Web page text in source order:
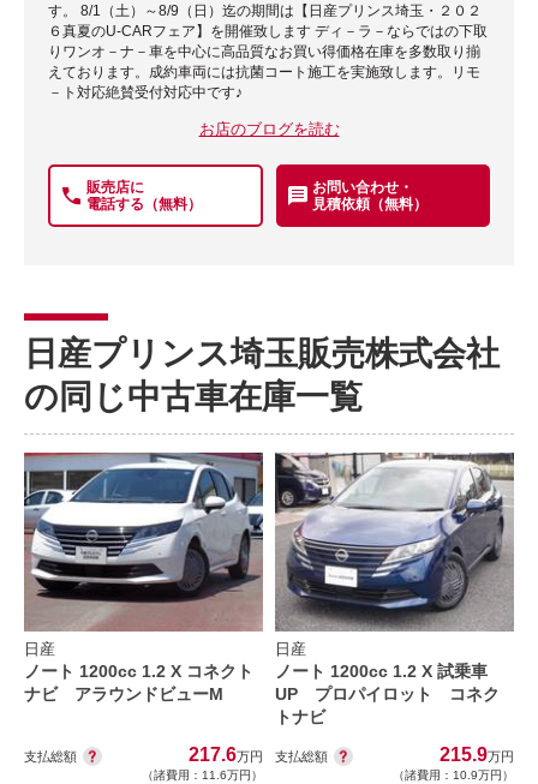
す。 8/1（土）～8/9（日）迄の期間は【日産プリンス埼玉・２０２
６真夏のU-CARフェア】を開催致します ディ－ラ－ならではの下取
りワンオ－ナ－車を中心に高品質なお買い得価格在庫を多数取り揃
えております。成約車両には抗菌コート施工を実施致します。リモ
－ト対応絶賛受付対応中です♪
お店のブログを読む
販売店に
電話する（無料）
お問い合わせ・
見積依頼（無料）
日産プリンス埼玉販売株式会社
の同じ中古車在庫一覧
日産
ノート 1200cc 1.2 X コネクト
ナビ アラウンドビューM
支払総額 217.6万円
（諸費用：11.6万円）
日産
ノート 1200cc 1.2 X 試乗車
UP プロパイロット コネク
トナビ
支払総額 215.9万円
（諸費用：10.9万円）